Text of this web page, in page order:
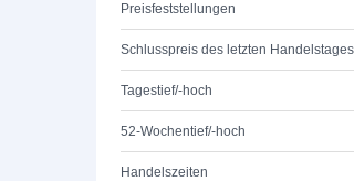
Preisfeststellungen
Schlusspreis des letzten Handelstages
Tagestief/-hoch
52-Wochentief/-hoch
Handelszeiten